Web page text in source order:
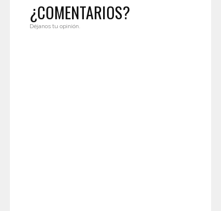
¿COMENTARIOS?
Déjanos tu opinión.